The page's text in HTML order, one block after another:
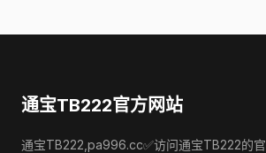
通宝TB222官方网站
通宝TB222,pa996.cc✅访问通宝TB222的官